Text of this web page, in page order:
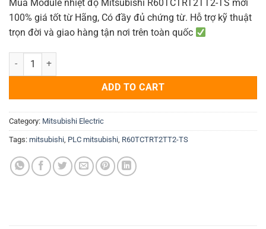
was:
6.189.480 ₫.
is:
5.444.450 ₫.
Mua Module nhiệt độ Mitsubishi R60TCTRT2TT2-TS mới
100% giá tốt từ Hãng, Có đầy đủ chứng từ. Hỗ trợ kỹ thuật
trọn đời và giao hàng tận nơi trên toàn quốc
Module nhiệt độ Mitsubishi R60TCTRT2TT2-TS quantity
ADD TO CART
Category: Mitsubishi Electric
Tags: mitsubishi PLC mitsubishi R60TCTRT2TT2-TS